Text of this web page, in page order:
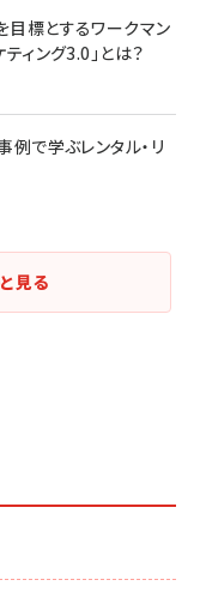
目標とするワークマン
ィング3.0」とは？
例で学ぶレンタル・リ
見る